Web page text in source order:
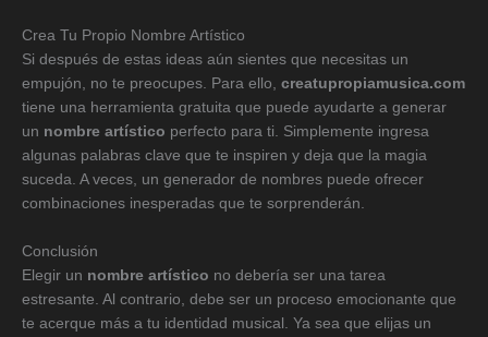
Crea Tu Propio Nombre Artístico
Si después de estas ideas aún sientes que necesitas un
empujón, no te preocupes. Para ello, creatupropiamusica.com
tiene una herramienta gratuita que puede ayudarte a generar
un nombre artístico perfecto para ti. Simplemente ingresa
algunas palabras clave que te inspiren y deja que la magia
suceda. A veces, un generador de nombres puede ofrecer
combinaciones inesperadas que te sorprenderán.
Conclusión
Elegir un nombre artístico no debería ser una tarea
estresante. Al contrario, debe ser un proceso emocionante que
te acerque más a tu identidad musical. Ya sea que elijas un